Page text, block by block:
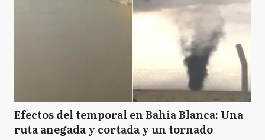
Efectos del temporal en Bahía Blanca: Una
ruta anegada y cortada y un tornado